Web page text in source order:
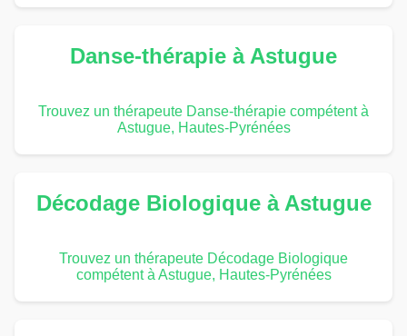
Danse-thérapie à Astugue
Trouvez un thérapeute Danse-thérapie compétent à
Astugue, Hautes-Pyrénées
Décodage Biologique à Astugue
Trouvez un thérapeute Décodage Biologique
compétent à Astugue, Hautes-Pyrénées